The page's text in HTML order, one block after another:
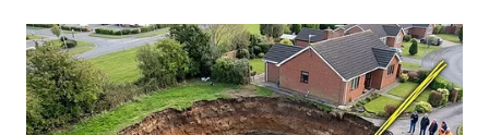
MADURA
WN
SURABAYA